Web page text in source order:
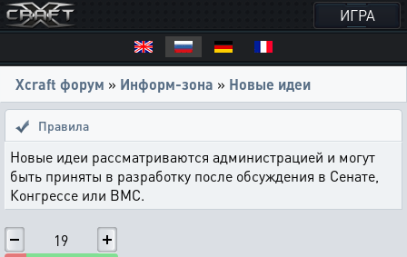
ИГРА
Xcraft форум » Информ-зона » Новые идеи
Правила
Новые идеи рассматриваются администрацией и могут
быть приняты в разработку после обсуждения в Сенате,
Конгрессе или ВМС.
19